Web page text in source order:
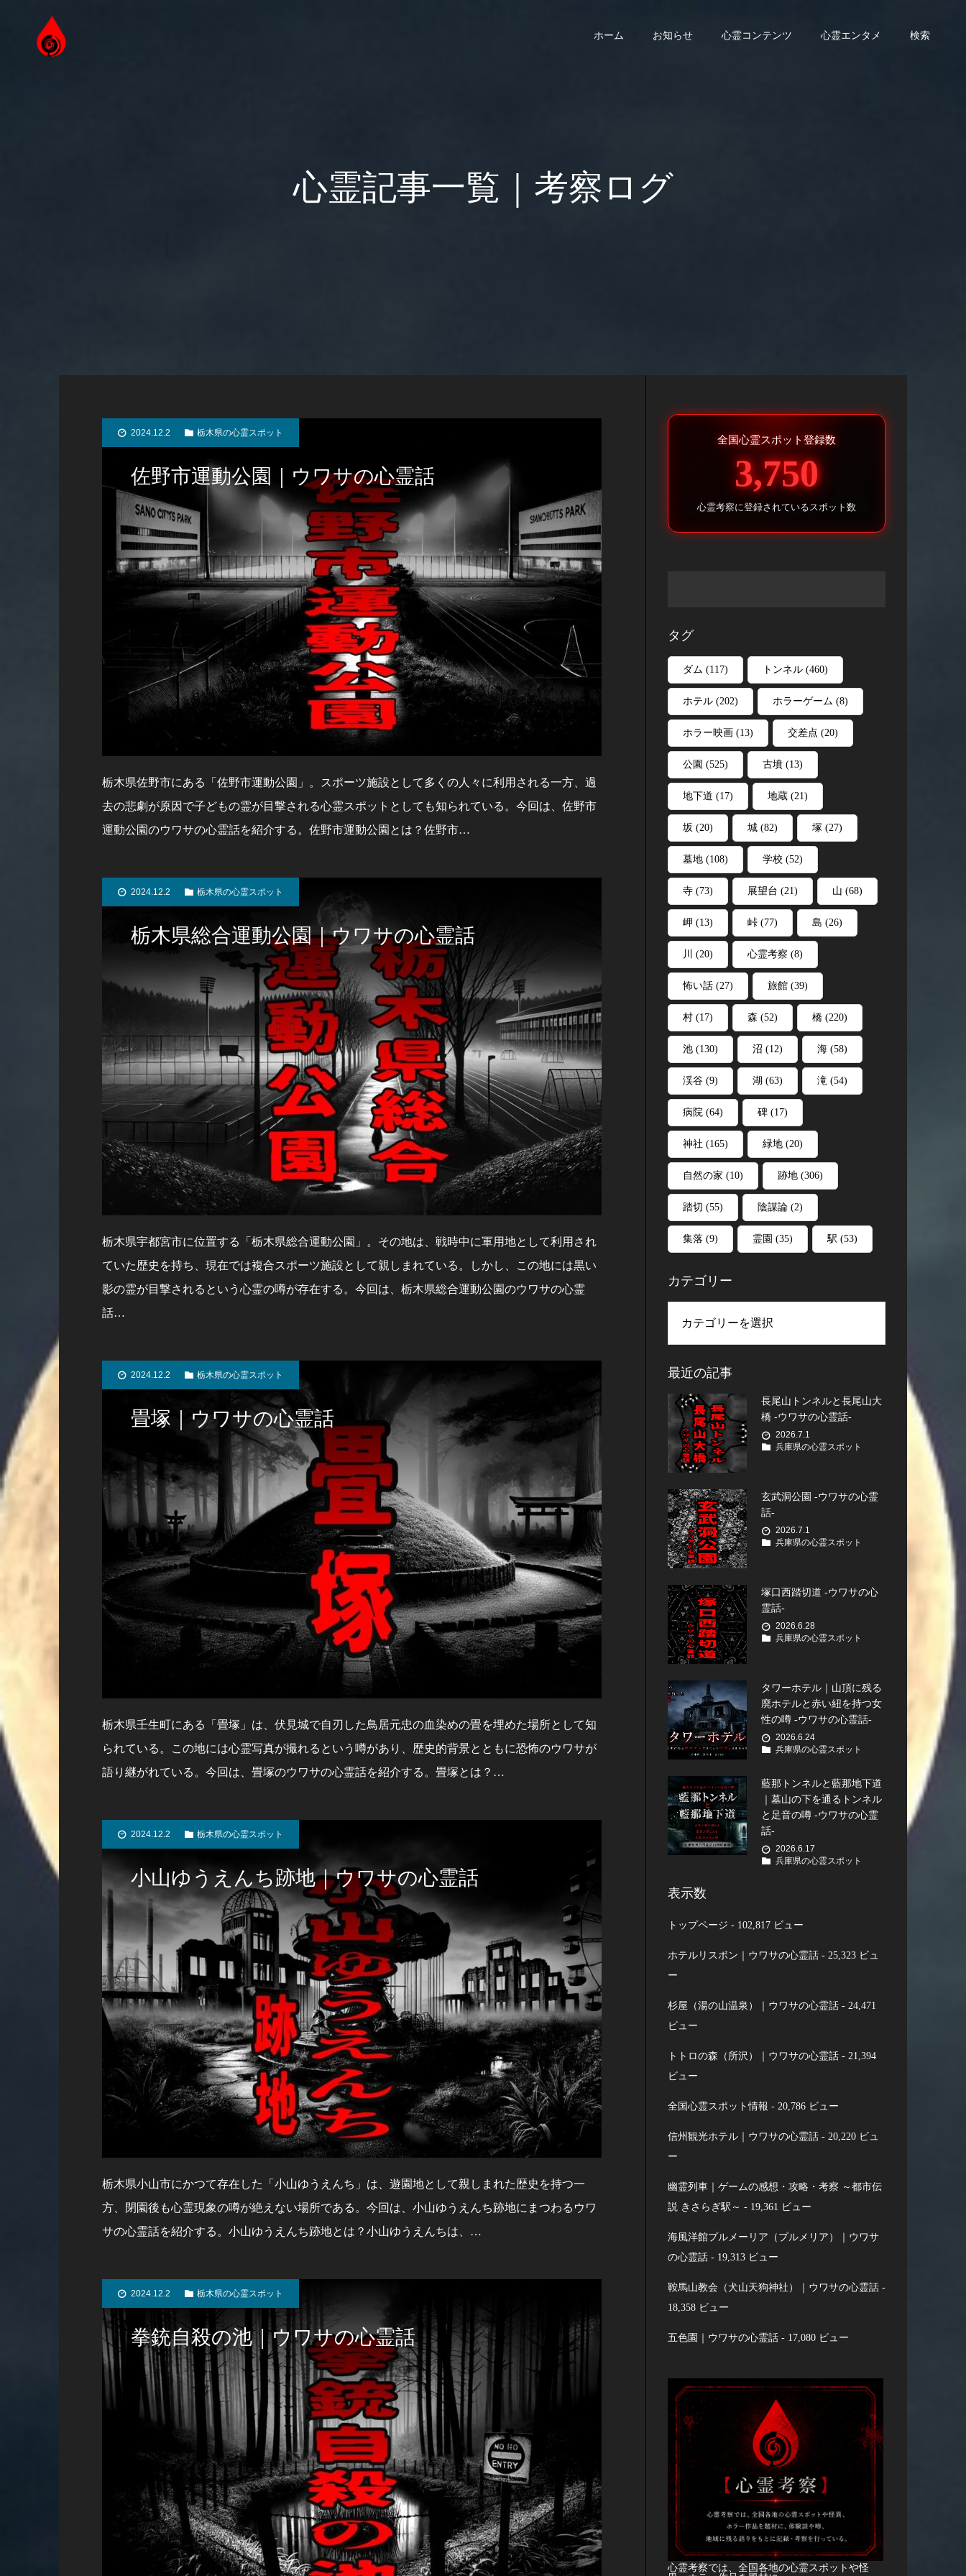
ホーム お知らせ 心霊コンテンツ 心霊エンタメ 検索
心霊記事一覧｜考察ログ
2024.12.2 栃木県の心霊スポット
佐野市運動公園｜ウワサの心霊話
栃木県佐野市にある「佐野市運動公園」。スポーツ施設として多くの人々に利用される一方、過
去の悲劇が原因で子どもの霊が目撃される心霊スポットとしても知られている。今回は、佐野市
運動公園のウワサの心霊話を紹介する。佐野市運動公園とは？佐野市…
2024.12.2 栃木県の心霊スポット
栃木県総合運動公園｜ウワサの心霊話
栃木県宇都宮市に位置する「栃木県総合運動公園」。その地は、戦時中に軍用地として利用され
ていた歴史を持ち、現在では複合スポーツ施設として親しまれている。しかし、この地には黒い
影の霊が目撃されるという心霊の噂が存在する。今回は、栃木県総合運動公園のウワサの心霊
話…
2024.12.2 栃木県の心霊スポット
畳塚｜ウワサの心霊話
栃木県壬生町にある「畳塚」は、伏見城で自刃した鳥居元忠の血染めの畳を埋めた場所として知
られている。この地には心霊写真が撮れるという噂があり、歴史的背景とともに恐怖のウワサが
語り継がれている。今回は、畳塚のウワサの心霊話を紹介する。畳塚とは？…
2024.12.2 栃木県の心霊スポット
小山ゆうえんち跡地｜ウワサの心霊話
栃木県小山市にかつて存在した「小山ゆうえんち」は、遊園地として親しまれた歴史を持つ一
方、閉園後も心霊現象の噂が絶えない場所である。今回は、小山ゆうえんち跡地にまつわるウワ
サの心霊話を紹介する。小山ゆうえんち跡地とは？小山ゆうえんちは、…
2024.12.2 栃木県の心霊スポット
拳銃自殺の池｜ウワサの心霊話
全国心霊スポット登録数
3,750
心霊考察に登録されているスポット数
タグ
ダム (117) トンネル (460)
ホテル (202) ホラーゲーム (8)
ホラー映画 (13) 交差点 (20)
公園 (525) 古墳 (13)
地下道 (17) 地蔵 (21)
坂 (20) 城 (82) 塚 (27)
墓地 (108) 学校 (52)
寺 (73) 展望台 (21) 山 (68)
岬 (13) 峠 (77) 島 (26)
川 (20) 心霊考察 (8)
怖い話 (27) 旅館 (39)
村 (17) 森 (52) 橋 (220)
池 (130) 沼 (12) 海 (58)
渓谷 (9) 湖 (63) 滝 (54)
病院 (64) 碑 (17)
神社 (165) 緑地 (20)
自然の家 (10) 跡地 (306)
踏切 (55) 陰謀論 (2)
集落 (9) 霊園 (35) 駅 (53)
カテゴリー
最近の記事
長尾山トンネルと長尾山大
橋 -ウワサの心霊話-
2026.7.1
兵庫県の心霊スポット
玄武洞公園 -ウワサの心霊
話-
2026.7.1
兵庫県の心霊スポット
塚口西踏切道 -ウワサの心
霊話-
2026.6.28
兵庫県の心霊スポット
タワーホテル｜山頂に残る
廃ホテルと赤い紐を持つ女
性の噂 -ウワサの心霊話-
2026.6.24
兵庫県の心霊スポット
藍那トンネルと藍那地下道
｜墓山の下を通るトンネル
と足音の噂 -ウワサの心霊
話-
2026.6.17
兵庫県の心霊スポット
表示数
トップページ - 102,817 ビュー
ホテルリスボン｜ウワサの心霊話 - 25,323 ビュ
ー
杉屋（湯の山温泉）｜ウワサの心霊話 - 24,471
ビュー
トトロの森（所沢）｜ウワサの心霊話 - 21,394
ビュー
全国心霊スポット情報 - 20,786 ビュー
信州観光ホテル｜ウワサの心霊話 - 20,220 ビュ
ー
幽霊列車｜ゲームの感想・攻略・考察 ～都市伝
説 きさらぎ駅～ - 19,361 ビュー
海風洋館プルメーリア（プルメリア）｜ウワサ
の心霊話 - 19,313 ビュー
鞍馬山教会（犬山天狗神社）｜ウワサの心霊話 -
18,358 ビュー
五色園｜ウワサの心霊話 - 17,080 ビュー
心霊考察では、全国各地の心霊スポットや怪